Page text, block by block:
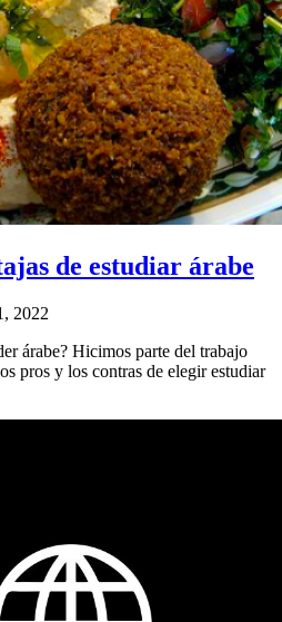
de estudiar árabe
2022
árabe? Hicimos parte del trabajo
pros y los contras de elegir estudiar